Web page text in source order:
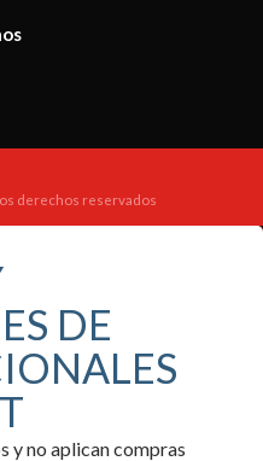
derechos reservados
DE
y no aplican compras